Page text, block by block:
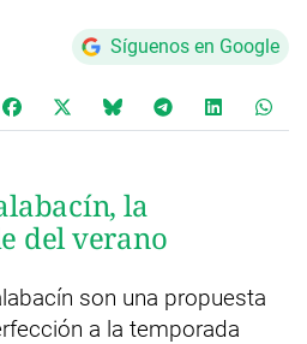
Síguenos en Google
la
del verano
son una propuesta
a la temporada